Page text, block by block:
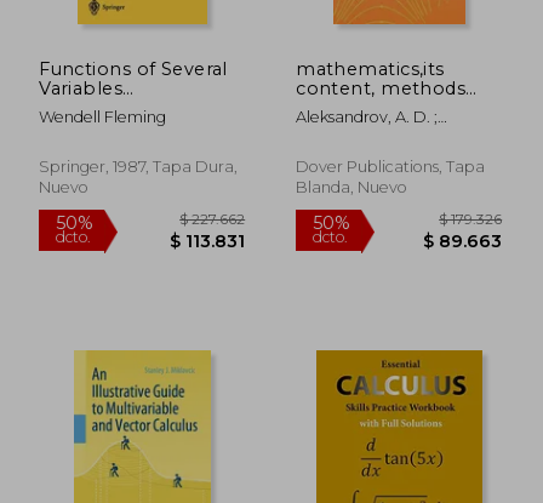
Functions of Several
Variables
(Undergraduate Texts
in Mathematics) (en
Wendell Fleming
Springer, 1987, Tapa Dura,
Nuevo
mathematics,its
content, methods
and meaning : three
volumes bound as
Aleksandrov, A. D. ;
Lavrent'ev, M. A.
Dover Publications, Tapa
Blanda, Nuevo